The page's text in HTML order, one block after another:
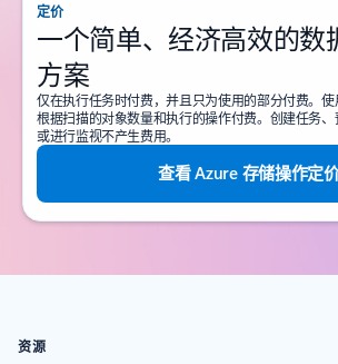
定价
一个简单、经济高效的数
方案
仅在执行任务时付费，并且只为使用的部分付费。使
根据扫描的对象数量和执行的操作付费。创建任务
或进行监视不产生费用。
查看 Azure 存储操作定
资源